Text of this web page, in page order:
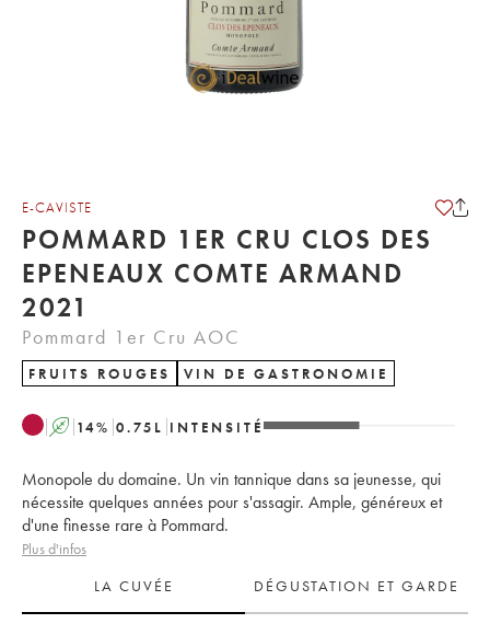
E-CAVISTE
POMMARD 1ER CRU CLOS DES
EPENEAUX COMTE ARMAND
2021
Pommard 1er Cru AOC
FRUITS ROUGES VIN DE GASTRONOMIE
A 14% 0.75 L INTENSITÉ
Monopole du domaine. Un vin tannique dans sa jeunesse, qui
nécessite quelques années pour s'assagir. Ample, généreux et
d'une finesse rare à Pommard.
Plus d'infos
LA CUVÉE
DÉGUSTATION ET GARDE